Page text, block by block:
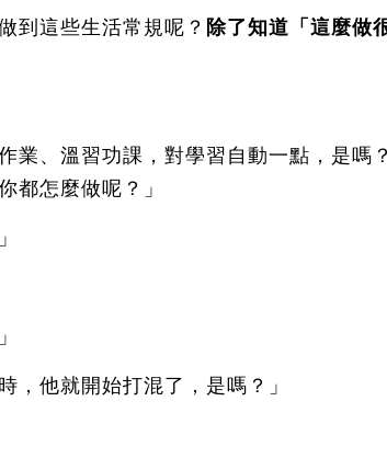
到這些生活常規呢？ 除了知道「這麼做
業、溫習功課，對學習自動一點，是嗎
都怎麼做呢？」
，他就開始打混了，是嗎？」